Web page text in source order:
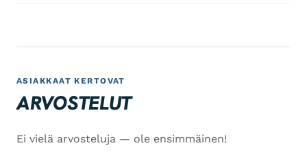
ASIAKKAAT KERTOVAT
ARVOSTELUT
Ei vielä arvosteluja — ole ensimmäinen!